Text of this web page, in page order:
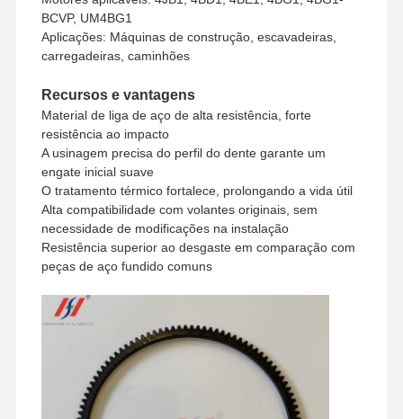
Para Casa Produtos Show De RV
Método de envio
BCVP, UM4BG1
Aplicações: Máquinas de construção, escavadeiras,
carregadeiras, caminhões
Recursos e vantagens
Material de liga de aço de alta resistência, forte
resistência ao impacto
A usinagem precisa do perfil do dente garante um
engate inicial suave
O tratamento térmico fortalece, prolongando a vida útil
Alta compatibilidade com volantes originais, sem
necessidade de modificações na instalação
Resistência superior ao desgaste em comparação com
peças de aço fundido comuns